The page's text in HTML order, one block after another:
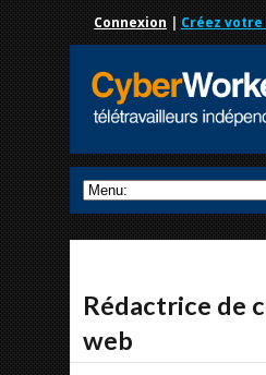
Connexion | Créez
Rédactrice de
web